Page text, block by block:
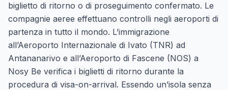
biglietto di ritorno o di proseguimento confermato. Le
compagnie aeree effettuano controlli negli aeroporti di
partenza in tutto il mondo. L’immigrazione
all’Aeroporto Internazionale di Ivato (TNR) ad
Antananarivo e all’Aeroporto di Fascene (NOS) a
Nosy Be verifica i biglietti di ritorno durante la
procedura di visa-on-arrival. Essendo un’isola senza